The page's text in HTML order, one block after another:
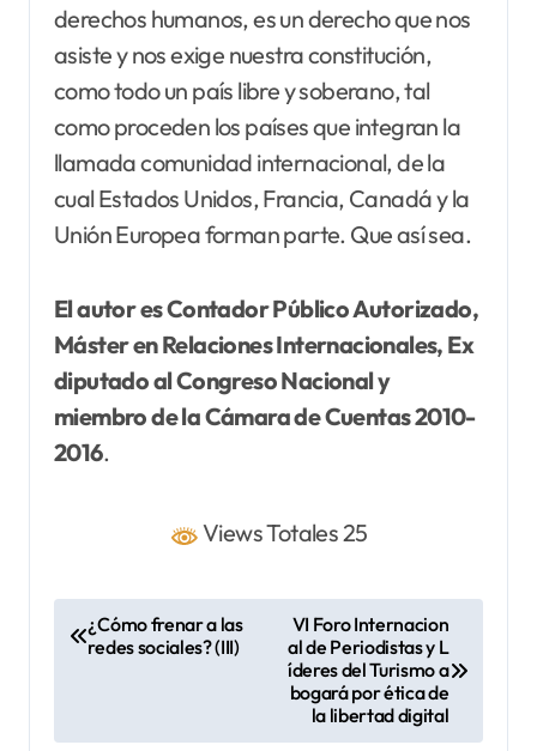
derechos humanos, es un derecho que nos
asiste y nos exige nuestra constitución,
como todo un país libre y soberano, tal
como proceden los países que integran la
llamada comunidad internacional, de la
cual Estados Unidos, Francia, Canadá y la
Unión Europea forman parte. Que así sea.
El autor es Contador Público Autorizado,
Máster en Relaciones Internacionales, Ex
diputado al Congreso Nacional y
miembro de la Cámara de Cuentas 2010-
2016.
Views Totales 25
e
¿Cómo frenar a las
redes sociales? (III)
VI Foro Internacion
al de Periodistas y L
íderes del Turismo a
bogará por ética de
la libertad digital